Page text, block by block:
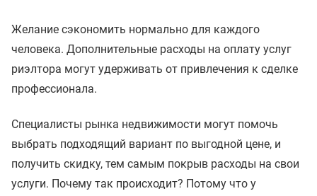
Желание сэкономить нормально для каждого
человека. Дополнительные расходы на оплату услуг
риэлтора могут удерживать от привлечения к сделке
профессионала.
Специалисты рынка недвижимости могут помочь
выбрать подходящий вариант по выгодной цене, и
получить скидку, тем самым покрыв расходы на свои
услуги. Почему так происходит? Потому что у